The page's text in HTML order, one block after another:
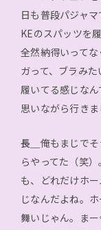
日も普段パジャ
KEのスパッツを
全然納得いって
ガって、ブラみ
履いてる感じな
思いながら行きま
長＿ 俺もまじで
らやってた（笑
も、どれだけホ
じなんだよね。
舞いじゃん。ま